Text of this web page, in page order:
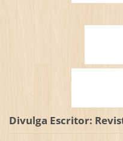
Divulga Escritor: